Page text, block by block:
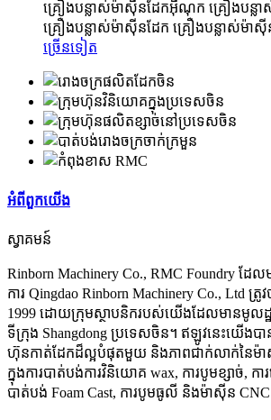
គ្រឿងបន្លាស់ម៉ាស៊ីនដែកអ៊ីណុក គ្រឿងបន្ល
គ្រឿងបន្លាស់ម៉ាស៊ីនដែក គ្រឿងបន្លាស់ម៉ាស៊ី
ច្រើនទៀត
អំពីពួកយើង
ស្វាគមន៍
Rinborn Machinery Co., RMC Foundry ដែល
ការ Qingdao Rinborn Machinery Co., Ltd ត្រូវ
1999 ដោយក្រុមស្ថាបនិករបស់យើងដែលមានមូលដ្
ទីក្រុង Shangdong ប្រទេសចិន។ ឥឡូវនេះយើងបា
ហ៊ុនកាត់ដែកដ៏ល្អបំផុតមួយ និងភាពជាក់លាក់នៃម៉
ក្នុងការបាត់បង់ការវិនិយោគ wax, ការបូមខ្សាច់, ក
បាត់បង់ Foam Cast, ការបូមធូលី និងម៉ាស៊ីន